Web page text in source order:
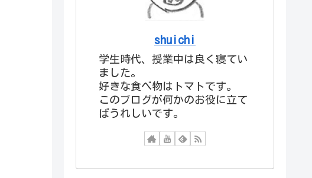
shuichi
学生時代、授業中は良く寝てい
ました。
好きな食べ物はトマトです。
このブログが何かのお役に立て
ばうれしいです。